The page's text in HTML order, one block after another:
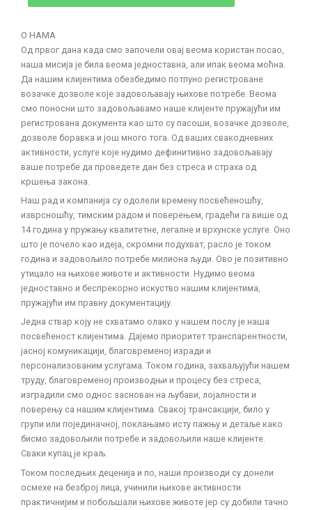
О НАМА
Од првог дана када смо започели овај веома користан посао,
наша мисија је била веома једноставна, али ипак веома моћна.
Да нашим клијентима обезбедимо потпуно регистроване
возачке дозволе које задовољавају њихове потребе. Веома
смо поносни што задовољавамо наше клијенте пружајући им
регистрована документа као што су пасоши, возачке дозволе,
дозволе боравка и још много тога. Од ваших свакодневних
активности, услуге које нудимо дефинитивно задовољавају
ваше потребе да проведете дан без стреса и страха од
кршења закона.
Наш рад и компанија су одолели времену посвећеношћу,
изврсношћу, тимским радом и поверењем, градећи га више од
14 година у пружању квалитетне, легалне и врхунске услуге. Оно
што је почело као идеја, скромни подухват, расло је током
година и задовољило потребе милиона људи. Ово је позитивно
утицало на њихове животе и активности. Нудимо веома
једноставно и беспрекорно искуство нашим клијентима,
пружајући им правну документацију.
Једна ствар коју не схватамо олако у нашем послу је наша
посвећеност клијентима. Дајемо приоритет транспарентности,
јасној комуникацији, благовременој изради и
персонализованим услугама. Током година, захваљујући нашем
труду, благовременој производњи и процесу без стреса,
изградили смо однос заснован на љубави, лојалности и
поверењу са нашим клијентима. Свакој трансакцији, било у
групи или појединачној, поклањамо исту пажњу и детаље како
бисмо задовољили потребе и задовољили наше клијенте.
Сваки купац је краљ.
Током последњих деценија и по, наши производи су донели
осмехе на безброј лица, учинили њихове активности
практичнијим и побољшали њихове животе јер су добили тачно